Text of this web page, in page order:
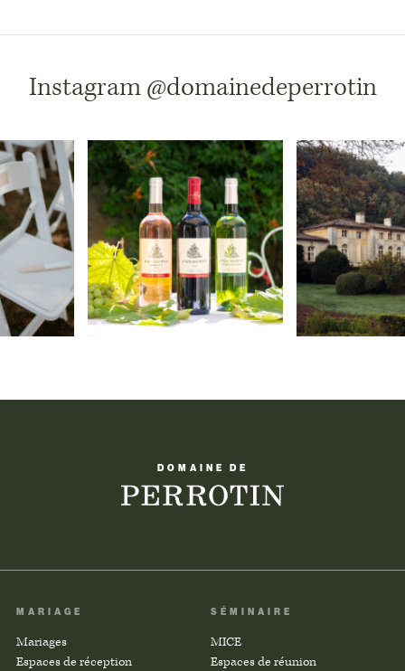
Instagram@domainedeperrotin
DOMAINE DE
MARIAGE
Mariages
Espaces de réception
SÉMINAIRE
MICE
Espaces de réunion